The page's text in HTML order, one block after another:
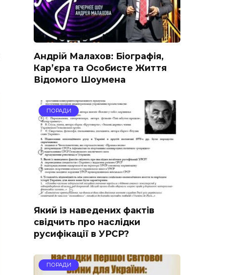
Андрій Малахов: Біографія,
Кар’єра та Особисте Життя
Відомого Шоумена
ПОРАДИ
Який із наведених фактів
свідчить про наслідки
русифікації в УРСР?
ПОРАДИ